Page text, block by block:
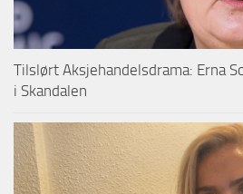
Tilslørt Aksjehandelsdrama: Erna
i Skandalen